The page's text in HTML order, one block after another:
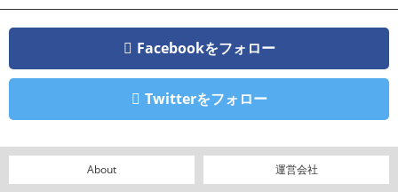
Facebookをフォロー
Twitterをフォロー
About 運営会社